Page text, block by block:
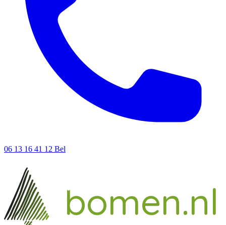
06 13 16 41 12 Bel
bomen.nl
un